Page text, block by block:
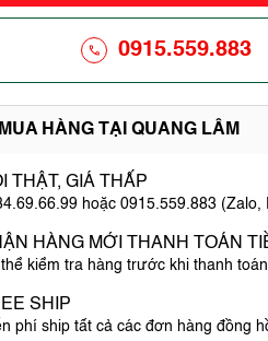
0915.559.883
HÀNG TẠI QUANG LÂM
THẬT, GIÁ THẤP
hoặc 0915.559.883 (Zalo,
HÀNG MỚI THANH TOÁN
kiểm tra hàng trước khi thanh toán
SHIP
phí ship tất cả các đơn hàng đồng